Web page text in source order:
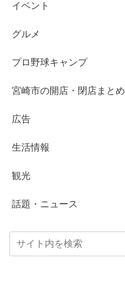
イベント
グルメ
プロ野球キャンプ
宮崎市の開店・閉店まとめ
広告
生活情報
観光
話題・ニュース